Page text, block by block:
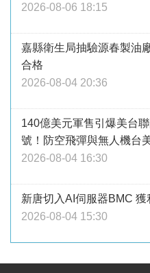
2026-08-06 18:15
嘉縣衛生局抽驗源春製
合格
2026-08-04 20:36
140億美元軍售引爆美台
號！防空飛彈與無人機台
2026-08-04 16:30
新唐切入AI伺服器BMC 獲
2026-08-04 15:30